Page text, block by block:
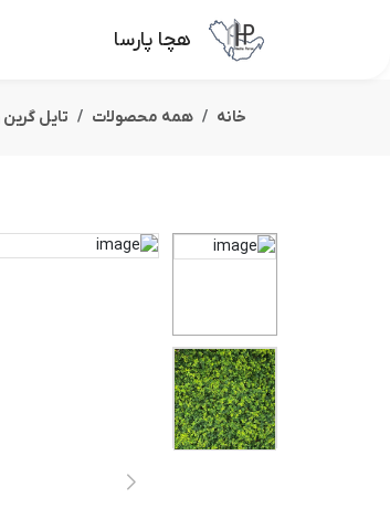
هچا پارسا
خانه همه محصولات تایل گرین